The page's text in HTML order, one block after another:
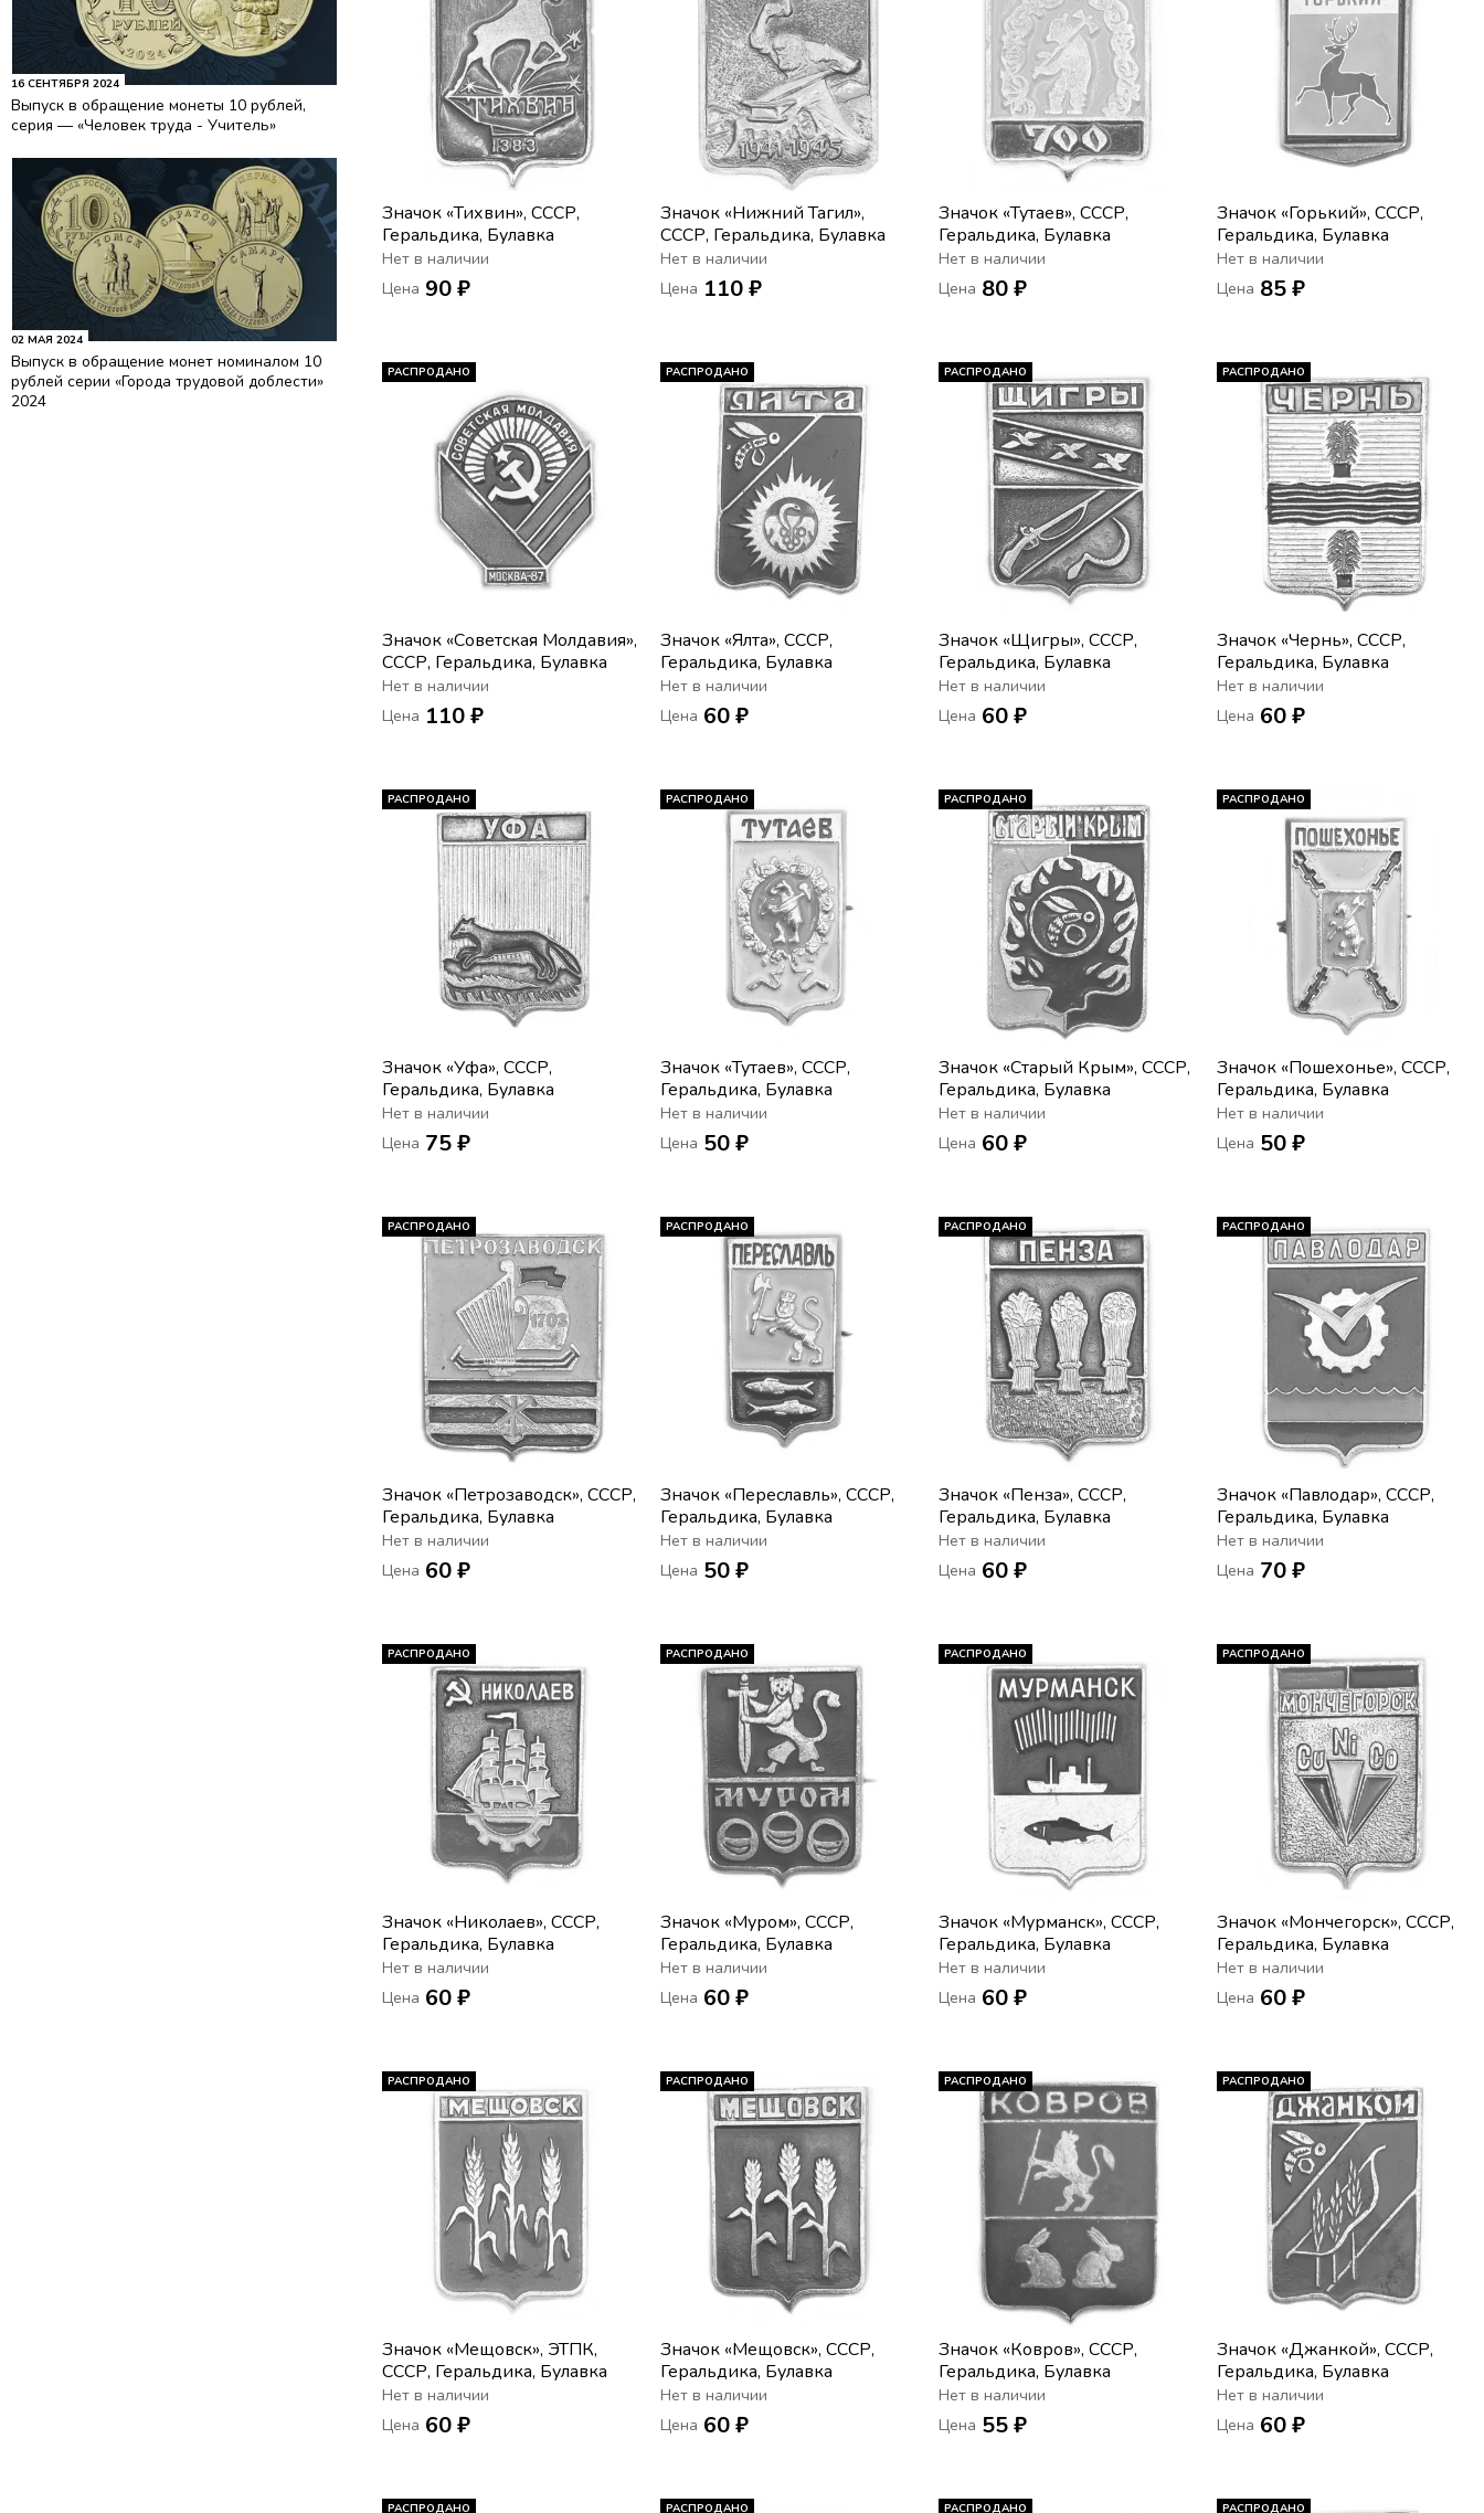
16 СЕНТЯБРЯ 2024
Выпуск в обращение монеты 10 рублей,
серия — «Человек труда - Учитель»
02 МАЯ 2024
Выпуск в обращение монет номиналом 10
рублей серии «Города трудовой доблести»
2024
Значок «Тихвин», СССР,
Геральдика, Булавка
Нет в наличии
Цена 90 ₽
Значок «Нижний Тагил»,
СССР, Геральдика, Булавка
Нет в наличии
Цена 110 ₽
Значок «Тутаев», СССР,
Геральдика, Булавка
Нет в наличии
Цена 80 ₽
Значок «Горький», СССР,
Геральдика, Булавка
Нет в наличии
Цена 85 ₽
РАСПРОДАНО
Значок «Советская Молдавия»,
СССР, Геральдика, Булавка
Нет в наличии
Цена 110 ₽
РАСПРОДАНО
Значок «Ялта», СССР,
Геральдика, Булавка
Нет в наличии
Цена 60 ₽
РАСПРОДАНО
Значок «Щигры», СССР,
Геральдика, Булавка
Нет в наличии
Цена 60 ₽
РАСПРОДАНО
Значок «Чернь», СССР,
Геральдика, Булавка
Нет в наличии
Цена 60 ₽
РАСПРОДАНО
Значок «Уфа», СССР,
Геральдика, Булавка
Нет в наличии
Цена 75 ₽
РАСПРОДАНО
Значок «Тутаев», СССР,
Геральдика, Булавка
Нет в наличии
Цена 50 ₽
РАСПРОДАНО
Значок «Старый Крым», СССР,
Геральдика, Булавка
Нет в наличии
Цена 60 ₽
РАСПРОДАНО
Значок «Пошехонье», СССР,
Геральдика, Булавка
Нет в наличии
Цена 50 ₽
РАСПРОДАНО
Значок «Петрозаводск», СССР,
Геральдика, Булавка
Нет в наличии
Цена 60 ₽
РАСПРОДАНО
Значок «Переславль», СССР,
Геральдика, Булавка
Нет в наличии
Цена 50 ₽
РАСПРОДАНО
Значок «Пенза», СССР,
Геральдика, Булавка
Нет в наличии
Цена 60 ₽
РАСПРОДАНО
Значок «Павлодар», СССР,
Геральдика, Булавка
Нет в наличии
Цена 70 ₽
РАСПРОДАНО
Значок «Николаев», СССР,
Геральдика, Булавка
Нет в наличии
Цена 60 ₽
РАСПРОДАНО
Значок «Муром», СССР,
Геральдика, Булавка
Нет в наличии
Цена 60 ₽
РАСПРОДАНО
Значок «Мурманск», СССР,
Геральдика, Булавка
Нет в наличии
Цена 60 ₽
РАСПРОДАНО
Значок «Мончегорск», СССР,
Геральдика, Булавка
Нет в наличии
Цена 60 ₽
РАСПРОДАНО
Значок «Мещовск», ЭТПК,
СССР, Геральдика, Булавка
Нет в наличии
Цена 60 ₽
РАСПРОДАНО
Значок «Мещовск», СССР,
Геральдика, Булавка
Нет в наличии
Цена 60 ₽
РАСПРОДАНО
Значок «Ковров», СССР,
Геральдика, Булавка
Нет в наличии
Цена 55 ₽
РАСПРОДАНО
Значок «Джанкой», СССР,
Геральдика, Булавка
Нет в наличии
Цена 60 ₽
РАСПРОДАНО РАСПРОДАНО РАСПРОДАНО РАСПРОДАНО